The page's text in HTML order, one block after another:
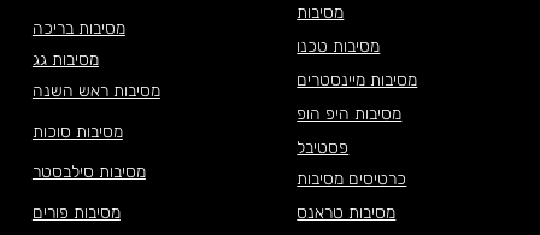
מסיבות בריכה
מסיבות גג
מסיבות ראש השנה
מסיבות סוכות
מסיבות סילבסטר
מסיבות פורים
מסיבות
מסיבות טכנו
מסיבות טראנס
מסיבות מיינסטרים
מסיבות היפ הופ
פסטיבל
כרטיסים מסיבות